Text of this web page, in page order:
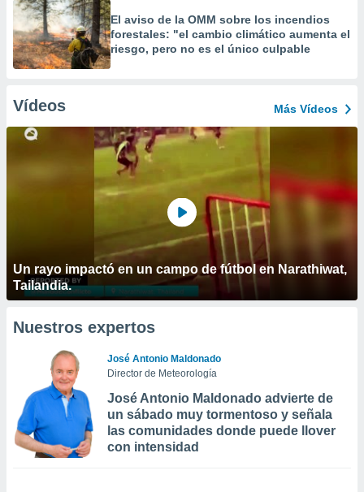
El aviso de la OMM sobre los incendios
forestales: "el cambio climático aumenta el
riesgo, pero no es el único culpable
Vídeos Más Vídeos
Un rayo impactó en un campo de fútbol en Narathiwat,
Tailandia.
Nuestros expertos
José Antonio Maldonado
Director de Meteorología
José Antonio Maldonado advierte de
un sábado muy tormentoso y señala
las comunidades donde puede llover
con intensidad